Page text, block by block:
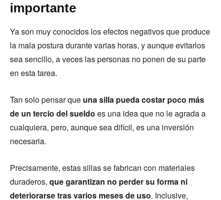
importante
Ya son muy conocidos los efectos negativos que produce
la mala postura durante varias horas, y aunque evitarlos
sea sencillo, a veces las personas no ponen de su parte
en esta tarea.
Tan solo pensar que una silla pueda costar poco más
de un tercio del sueldo es una idea que no le agrada a
cualquiera, pero, aunque sea difícil, es una inversión
necesaria.
Precisamente, estas sillas se fabrican con materiales
duraderos, que garantizan no perder su forma ni
deteriorarse tras varios meses de uso. Inclusive,